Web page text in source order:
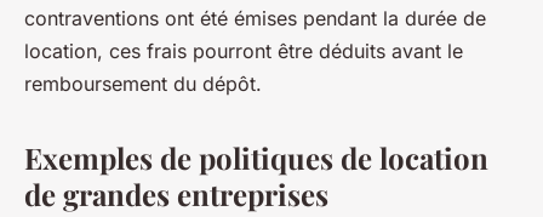
contraventions ont été émises pendant la durée de
location, ces frais pourront être déduits avant le
remboursement du dépôt.
Exemples de politiques de location
de grandes entreprises